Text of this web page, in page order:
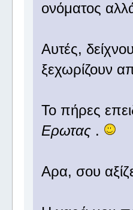
ονόματος
Αυτές,
ξεχωρίζουν
Το πήρες
Ερωτας .
Αρα, σου